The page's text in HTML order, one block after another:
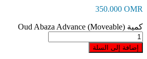
350.000 OMR
كمية Oud Abaza Advance (Moveable)
إضافة إلى السلة